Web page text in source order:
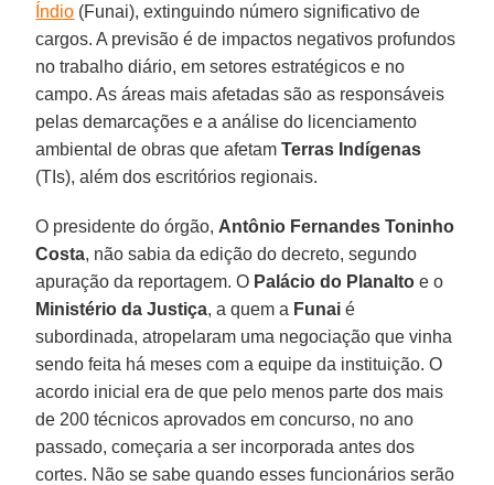
Índio (Funai), extinguindo número significativo de
cargos. A previsão é de impactos negativos profundos
no trabalho diário, em setores estratégicos e no
campo. As áreas mais afetadas são as responsáveis
pelas demarcações e a análise do licenciamento
ambiental de obras que afetamTerras Indígenas
(TIs), além dos escritórios regionais.
O presidente do órgão, Antônio Fernandes Toninho
Costa, não sabia da edição do decreto, segundo
apuração da reportagem. O Palácio do Planalto e o
Ministério da Justiça, a quem a Funai é
subordinada, atropelaram uma negociação que vinha
sendo feita há meses com a equipe da instituição. O
acordo inicial era de que pelo menos parte dos mais
de 200 técnicos aprovados em concurso, no ano
passado, começaria a ser incorporada antes dos
cortes. Não se sabe quando esses funcionários serão